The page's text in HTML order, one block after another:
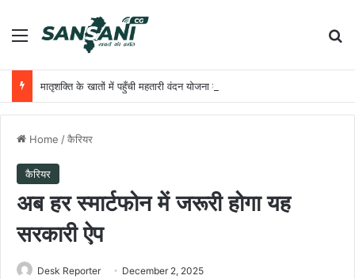
Menu
Home /कैरियर
कैरियर
अब हर स्मार्टफोन में जरूरी होगा यह
सरकारी ऐप
Desk Reporter December 2, 2025